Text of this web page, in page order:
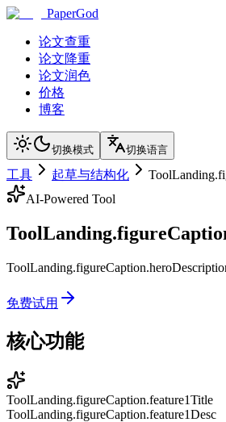
PaperGod
论文查重
论文降重
论文润色
价格
博客
切换模式 切换语言
工具 起草与结构化
AI-Powered Tool
免费试用
核心功能
ToolLanding.figureCaption.feature1Title
ToolLanding.figureCaption.feature1Desc